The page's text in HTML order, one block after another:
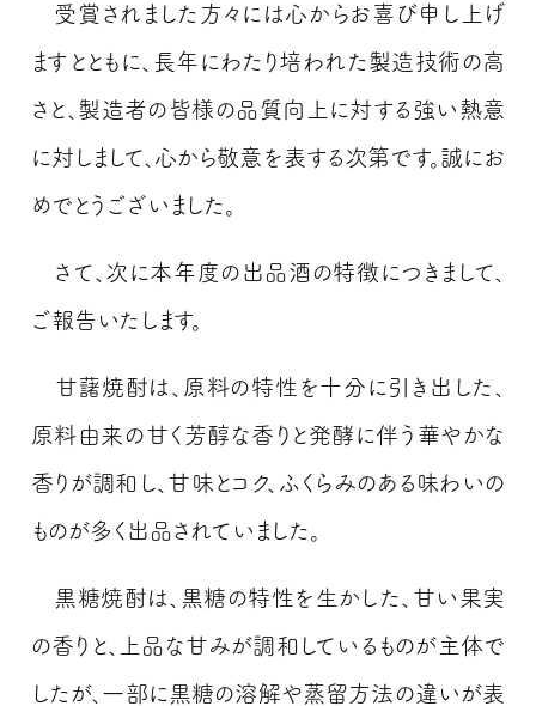
受賞されました方々には心からお喜び申し上げ
ますとともに、長年にわたり培われた製造技術の高
さと、製造者の皆様の品質向上に対する強い熱意
に対しまして、心から敬意を表する次第です。誠にお
めでとうございました。
さて、次に本年度の出品酒の特徴につきまして、
ご報告いたします。
甘藷焼酎は、原料の特性を十分に引き出した、
原料由来の甘く芳醇な香りと発酵に伴う華やかな
香りが調和し、甘味とコク、ふくらみのある味わいの
ものが多く出品されていました。
黒糖焼酎は、黒糖の特性を生かした、甘い果実
の香りと、上品な甘みが調和しているものが主体で
したが、一部に黒糖の溶解や蒸留方法の違いが表